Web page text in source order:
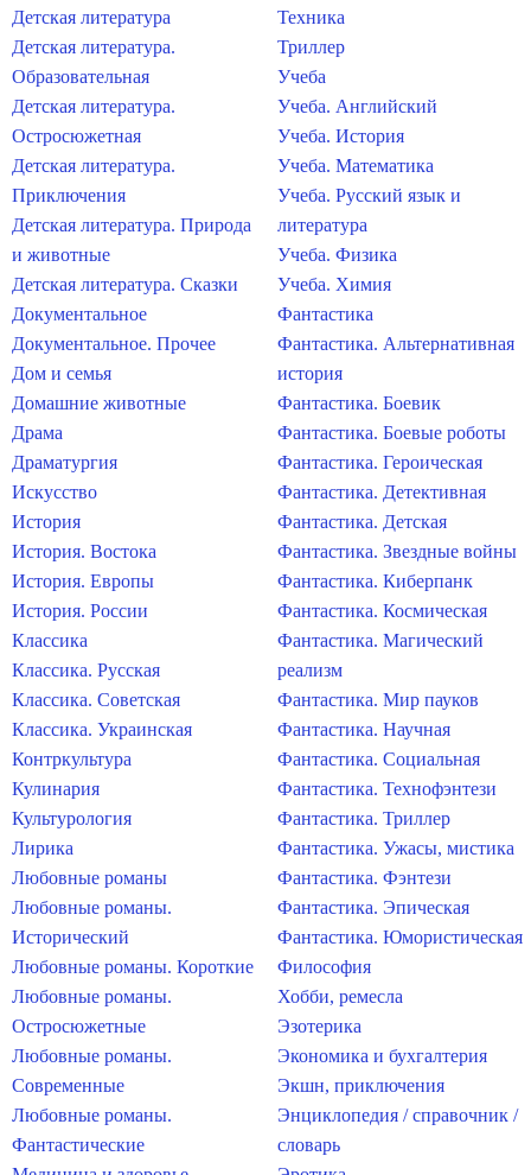
Детская литература
Детская литература.
Образовательная
Детская литература.
Остросюжетная
Детская литература.
Приключения
Детская литература. Природа
и животные
Детская литература. Сказки
Документальное
Документальное. Прочее
Дом и семья
Домашние животные
Драма
Драматургия
Искусство
История
История. Востока
История. Европы
История. России
Классика
Классика. Русская
Классика. Советская
Классика. Украинская
Контркультура
Кулинария
Культурология
Лирика
Любовные романы
Любовные романы.
Исторический
Любовные романы. Короткие
Любовные романы.
Остросюжетные
Любовные романы.
Современные
Любовные романы.
Фантастические
Техника
Триллер
Учеба
Учеба. Английский
Учеба. История
Учеба. Математика
Учеба. Русский язык и
литература
Учеба. Физика
Учеба. Химия
Фантастика
Фантастика. Альтернативная
история
Фантастика. Боевик
Фантастика. Боевые роботы
Фантастика. Героическая
Фантастика. Детективная
Фантастика. Детская
Фантастика. Звездные войны
Фантастика. Киберпанк
Фантастика. Космическая
Фантастика. Магический
реализм
Фантастика. Мир пауков
Фантастика. Научная
Фантастика. Социальная
Фантастика. Технофэнтези
Фантастика. Триллер
Фантастика. Ужасы, мистика
Фантастика. Фэнтези
Фантастика. Эпическая
Фантастика. Юмористическая
Философия
Хобби, ремесла
Эзотерика
Экономика и бухгалтерия
Экшн, приключения
Энциклопедия / справочник /
словарь